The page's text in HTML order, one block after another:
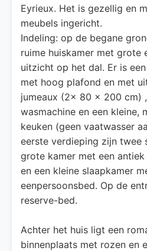
Eyrieux. Het is gezellig en
meubels ingericht.
Indeling: op de begane
ruime huiskamer met grote
uitzicht op het dal. Er is
met hoog plafond en met
jumeaux (2x 80 x 200 cm)
wasmachine en een kleine,
keuken (geen vaatwasser
eerste verdieping zijn twee
grote kamer met een
en een kleine slaapkamer
eenpersoonsbed. Op de
reserve-bed.
Achter het huis ligt een
binnenplaats met rozen en